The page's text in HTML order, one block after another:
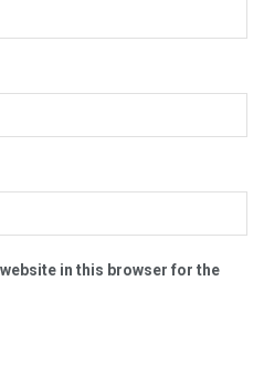
in this browser for the